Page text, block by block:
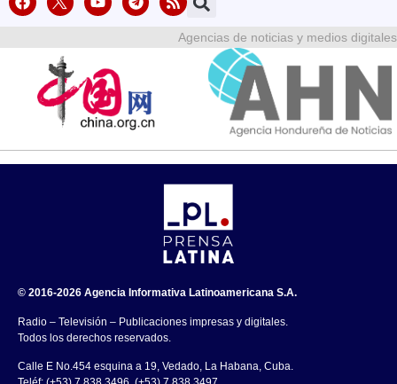
Agencias de noticias y medios digitales
© 2016-2026 Agencia Informativa Latinoamericana S.A.
Radio – Televisión – Publicaciones impresas y digitales.
Todos los derechos reservados.
Calle E No.454 esquina a 19, Vedado, La Habana, Cuba.